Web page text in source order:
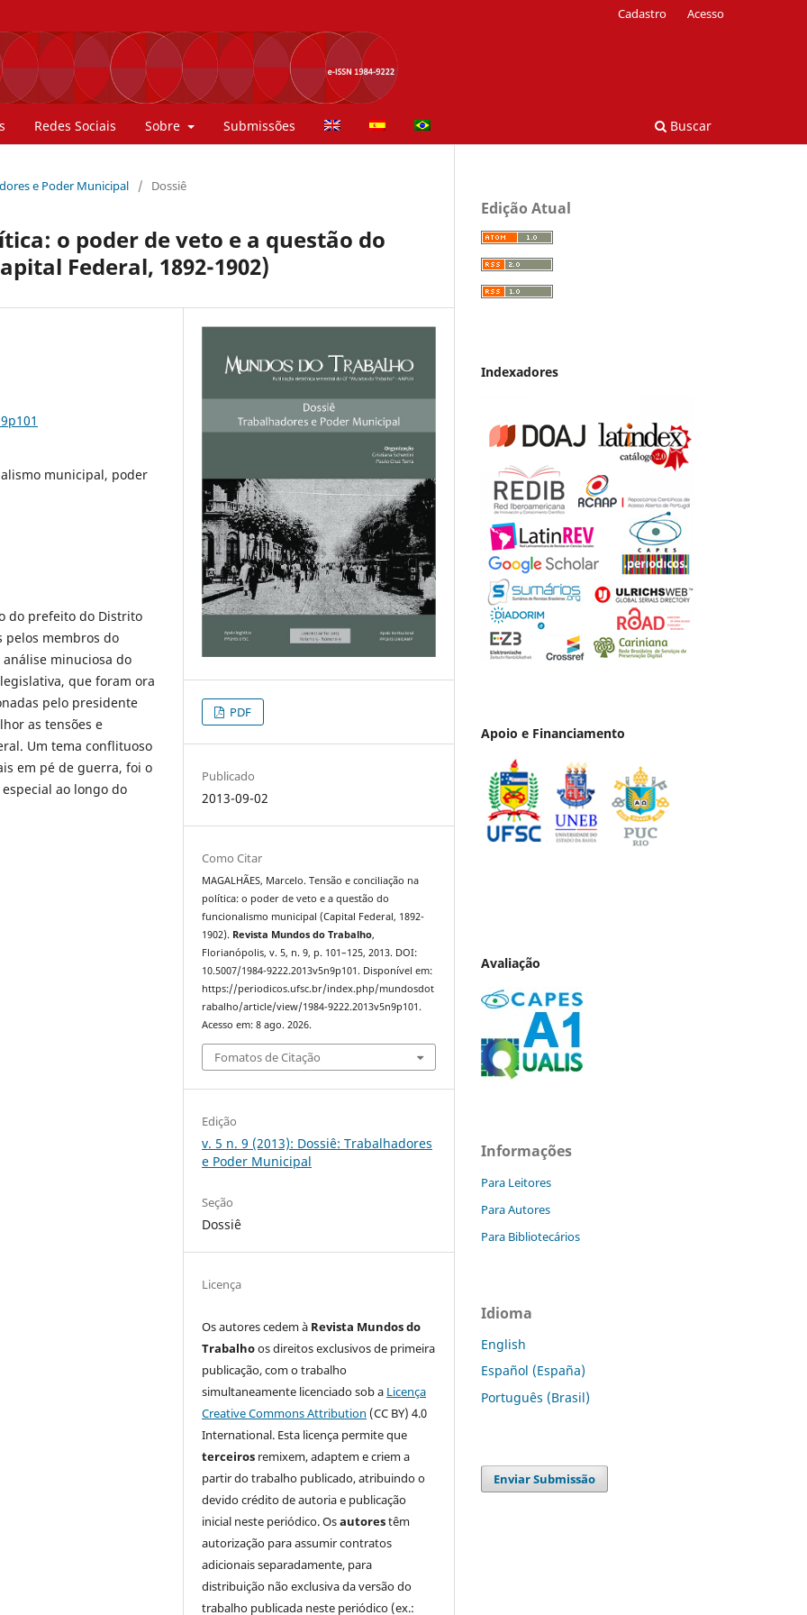
Redes Sociais Sobre Submissões Buscar
Cadastro Acesso
e Poder Municipal / Dossiê
o poder de veto e a questão do
Federal, 1892-1902)
municipal, poder
do prefeito do Distrito
pelos membros do
minuciosa do
que foram ora
pelo presidente
as tensões e
Um tema conflituoso
em pé de guerra, foi o
ao longo do
PDF
Publicado
2013-09-02
Como Citar
MAGALHÃES, Marcelo. Tensão e conciliação na
política: o poder de veto e a questão do
funcionalismo municipal (Capital Federal, 1892-
1902). Revista Mundos do Trabalho,
Florianópolis, v. 5, n. 9, p. 101–125, 2013. DOI:
10.5007/1984-9222.2013v5n9p101. Disponível em:
https://periodicos.ufsc.br/index.php/mundosdot
rabalho/article/view/1984-9222.2013v5n9p101.
Acesso em: 8 ago. 2026.
Fomatos de Citação
Edição
v. 5 n. 9 (2013): Dossiê: Trabalhadores
e Poder Municipal
Seção
Dossiê
Licença
Os autores cedem à Revista Mundos do
Trabalhoos direitos exclusivos de primeira
publicação, com o trabalho
simultaneamente licenciado sob a Licença
Creative Commons Attribution (CC BY) 4.0
International. Esta licença permite que
terceiros remixem, adaptem e criem a
partir do trabalho publicado, atribuindo o
devido crédito de autoria e publicação
inicial neste periódico. Osautorestêm
autorização para assumir contratos
adicionais separadamente, para
distribuição não exclusiva da versão do
trabalho publicada neste periódico (ex.:
Edição Atual
Indexadores
Apoio e Financiamento
Avaliação
Informações
Para Leitores
Para Autores
Para Bibliotecários
Idioma
English
Español (España)
Português (Brasil)
Enviar Submissão